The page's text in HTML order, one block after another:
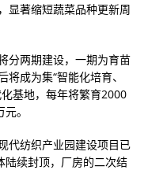
显著缩短蔬菜品种更新周
分两期建设，一期为育苗
成为集“智能化培育、
基地，每年将繁育2000
。
代纺织产业园建设项目已
陆续封顶，厂房的二次结